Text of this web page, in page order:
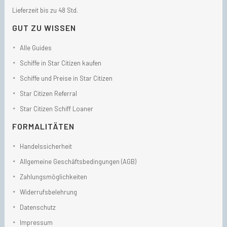
Lieferzeit bis zu 48 Std.
GUT ZU WISSEN
Alle Guides
Schiffe in Star Citizen kaufen
Schiffe und Preise in Star Citizen
Star Citizen Referral
Star Citizen Schiff Loaner
FORMALITÄTEN
Handelssicherheit
Allgemeine Geschäftsbedingungen (AGB)
Zahlungsmöglichkeiten
Widerrufsbelehrung
Datenschutz
Impressum